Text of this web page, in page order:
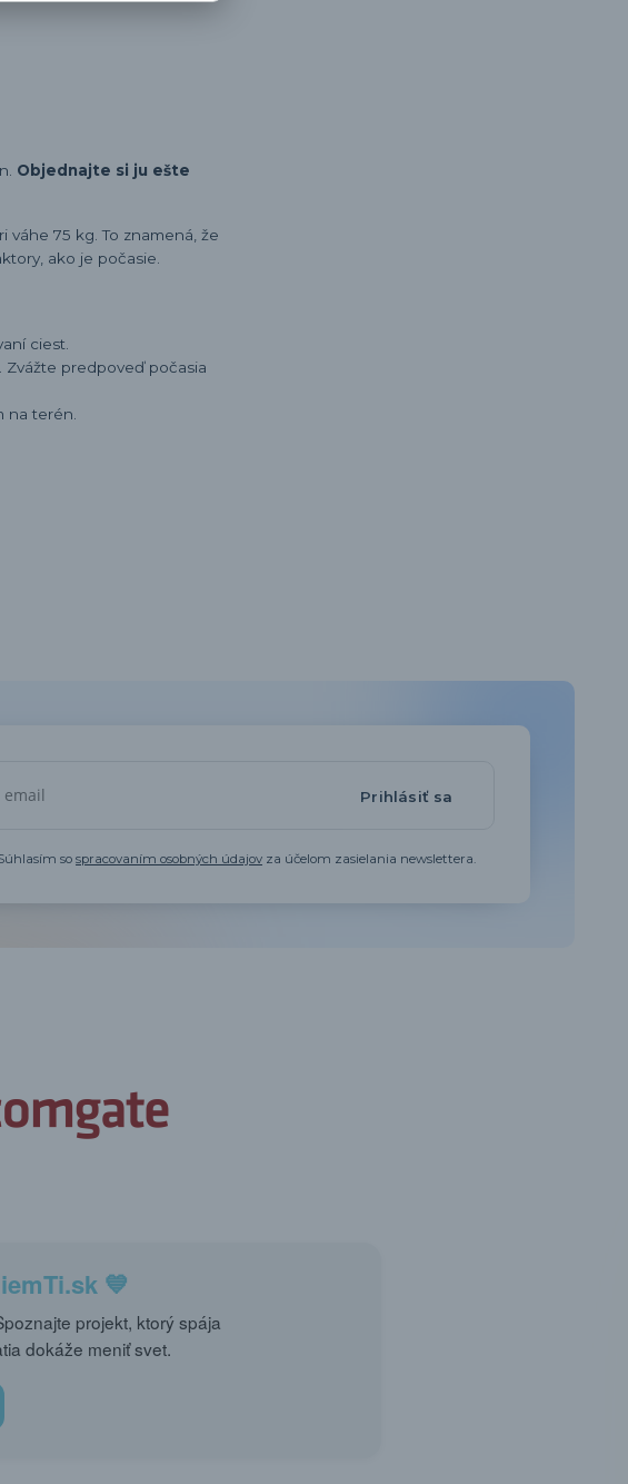
Objednajte si ju ešte
75 kg. To znamená, že
ako je počasie.
ciest.
predpoveď počasia
na terén.
Prihlásiť sa
sospracovaním osobných údajov za účelom zasielania newslettera.
💙
projekt, ktorý spája
dokáže meniť svet.